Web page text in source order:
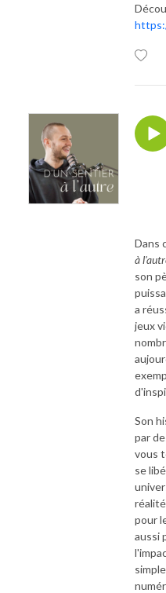
Dans
à
son
a
jeux
Son
par
vous
se
pour
aussi